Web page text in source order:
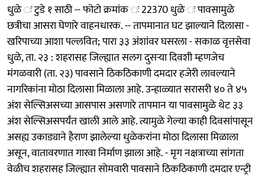
धुळे ः टुडे १ साठी -- फोटो क्रमांक ः 22370 धुळे ः पावसामुळे
छत्रीचा आसरा घेणारे वाहनधारक. -- तापमानात घट झाल्याने दिलासा -
खरिपाच्या आशा पल्लवित; पारा ३३ अंशांवर घसरला - सकाळ वृत्तसेवा
धुळे, ता. २३ : शहरासह जिल्ह्यात सलग दुसऱ्या दिवशी म्हणजेच
मंगळवारी (ता. २३) पावसाने ठिकठिकाणी दमदार हजेरी लावल्याने
नागरिकांना मोठा दिलासा मिळाला आहे. उन्हाळ्यात सरासरी ४० ते ४५
अंश सेल्सिअसच्या आसपास असणारे तापमान या पावसामुळे थेट ३३
अंश सेल्सिअसपर्यंत खाली आले आहे. त्यामुळे गेल्या काही दिवसांपासून
असह्य उकाड्याने हैराण झालेल्या धुळेकरांना मोठा दिलासा मिळाला
असून, वातावरणात गारवा निर्माण झाला आहे. - मृग नक्षत्राच्या सांगता
वेळीच शहरासह जिल्ह्यात सोमवारी पावसाने ठिकठिकाणी दमदार एन्ट्री